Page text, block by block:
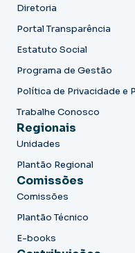
Diretoria
Portal Transparência
Estatuto Social
Programa de Gestão
Política de Privacidade e
Trabalhe Conosco
Regionais
Unidades
Plantão Regional
Comissões
Comissões
Plantão Técnico
E-books